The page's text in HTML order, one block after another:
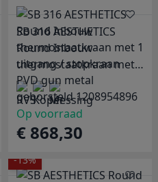
SB 316 AESTHETICS
Round Inbouw
thermostaatkraan met 1
uitgang / stopkraan
PVD gun metal
geborsteld 1208954896
Op voorraad
€ 868,30
-13%